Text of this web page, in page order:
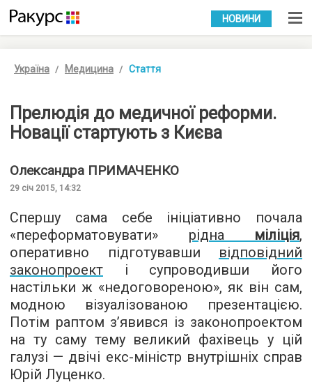
УКР РУС
НОВИНИ
Україна Медицина Стаття
Прелюдія до медичної реформи.
Новації стартують з Києва
Олександра ПРИМАЧЕНКО
29 січ 2015, 14:32
Спершу сама себе ініціативно почала
«переформатовувати» рідна міліція,
оперативно підготувавши відповідний
законопроект і супроводивши його
настільки ж «недоговореною», як він сам,
модною візуалізованою презентацією.
Потім раптом з’явився із законопроектом
на ту саму тему великий фахівець у цій
галузі — двічі екс-міністр внутрішніх справ
Юрій Луценко.